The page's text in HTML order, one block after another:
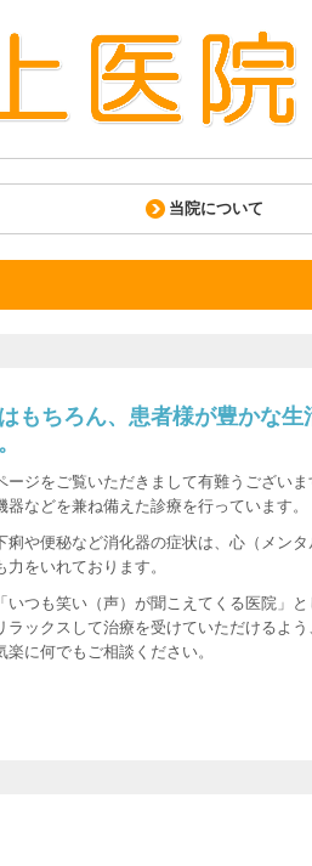
当院について
もちろん、患者様が豊かな
ージをご覧いただきまして有難うござい
器などを兼ね備えた診療を行っています。
痢や便秘など消化器の症状は、心（メン
をいれております。
いつも笑い（声）が聞こえてくる医院」
ラックスして治療を受けていただけるよ
楽に何でもご相談ください。